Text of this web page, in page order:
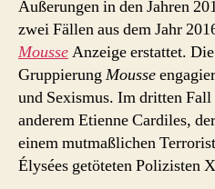
Äußerungen in den Jahren
zwei Fällen aus dem Jahr
MousseAnzeige erstattet.
GruppierungMousse
und Sexismus. Im dritten
anderem Etienne Cardiles,
einem mutmaßlichen
Élysées getöteten Polizisten